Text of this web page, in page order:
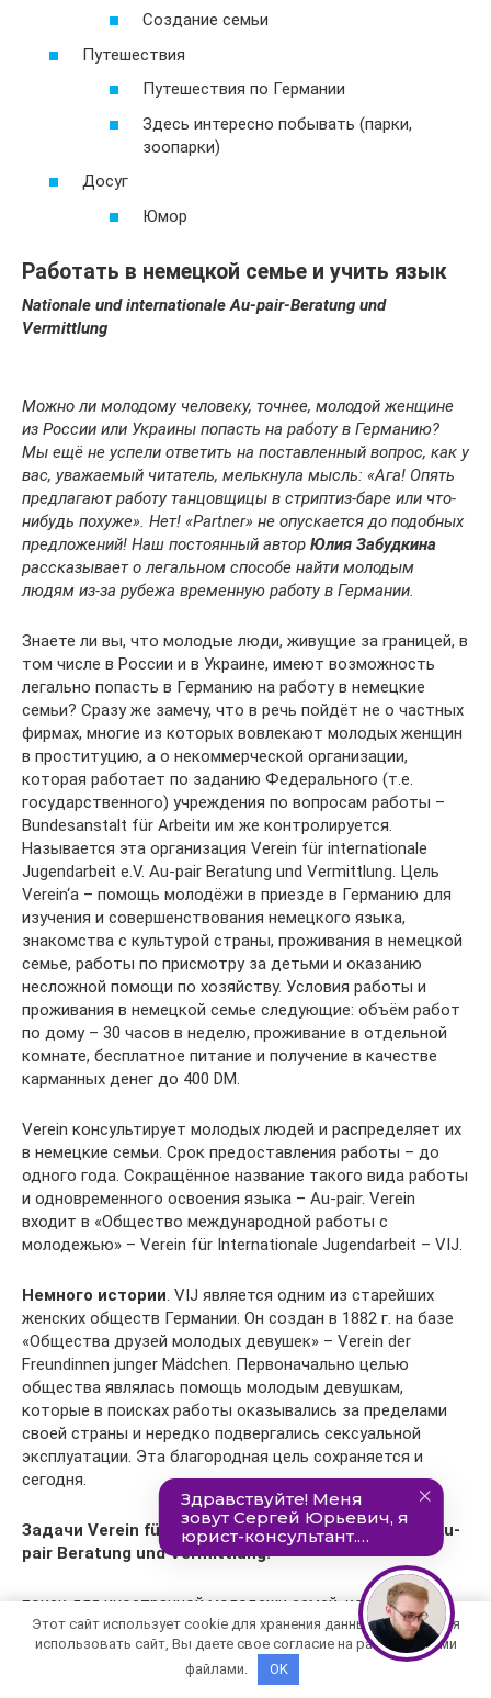
Создание семьи
Путешествия
Путешествия по Германии
Здесь интересно побывать (парки,
зоопарки)
Досуг
Юмор
Работать в немецкой семье и учить язык
Nationale und internationale Au-pair-Beratung und
Vermittlung
Можно ли молодому человеку, точнее, молодой женщине
из России или Украины попасть на работу в Германию?
Мы ещё не успели ответить на поставленный вопрос, как у
вас, уважаемый читатель, мелькнула мысль: «Ага! Опять
предлагают работу танцовщицы в стриптиз-баре или что-
нибудь похуже». Нет! «Partner» не опускается до подобных
предложений! Наш постоянный автор Юлия Забудкина
рассказывает о легальном способе найти молодым
людям из-за рубежа временную работу в Германии.
Знаете ли вы, что молодые люди, живущие за границей, в
том числе в России и в Украине, имеют возможность
легально попасть в Германию на работу в немецкие
семьи? Сразу же замечу, что в речь пойдёт не о частных
фирмах, многие из которых вовлекают молодых женщин
в проституцию, а о некоммерческой организации,
которая работает по заданию Федерального (т.е.
государственного) учреждения по вопросам работы –
Bundesanstalt für Arbeitи им же контролируется.
Называется эта организация Verein für internationale
Jugendarbeit e.V. Au-pair Beratung und Vermittlung. Цель
Verein‘а – помощь молодёжи в приезде в Германию для
изучения и совершенствования немецкого языка,
знакомства с культурой страны, проживания в немецкой
семье, работы по присмотру за детьми и оказанию
несложной помощи по хозяйству. Условия работы и
проживания в немецкой семье следующие: объём работ
по дому – 30 часов в неделю, проживание в отдельной
комнате, бесплатное питание и получение в качестве
карманных денег до 400 DM.
Verein консультирует молодых людей и распределяет их
в немецкие семьи. Срок предоставления работы – до
одного года. Сокращённое название такого вида работы
и одновременного освоения языка – Au-pair. Verein
входит в «Общество международной работы с
молодежью» – Verein für Internationale Jugendarbeit – VIJ.
Немного истории . VIJ является одним из старейших
женских обществ Германии. Он создан в 1882 г. на базе
«Общества друзей молодых девушек» – Verein der
Freundinnen junger Mädchen. Первоначально целью
общества являлась помощь молодым девушкам,
которые в поисках работы оказывались за пределами
своей страны и нередко подвергались сексуальной
эксплуатации. Эта благородная цель сохраняется и
сегодня.
Задачи Verein für internationale Jugendarbeit e.V. Au-
pair Beratung und Vermittlung:
поиск для иностранной молодежи семей, которым
необходимы иностранные гувернёры для работы Au-pair;
помощь и поддержка молодых людей в период их
Этот сайт использует cookie для хранения данных. Продолжая
использовать сайт, Вы даете свое согласие на работу с этими
файлами.
OK